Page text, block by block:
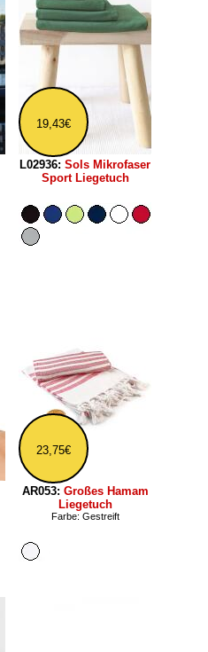
19,43€
L02936: Sols Mikrofaser
Sport Liegetuch
23,75€
AR053: Großes Hamam
Liegetuch
Farbe: Gestreift